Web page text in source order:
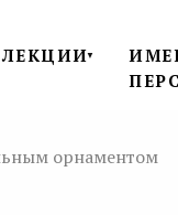
▼
орнаментом